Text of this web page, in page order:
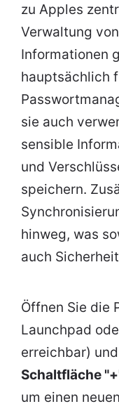
zu Apples
Verwaltung
Informationen
hauptsächlich
sie auch
sensible
und
speichern.
hinweg, was
auch
Öffnen Sie die
Launchpad
erreichbar) und
Schaltfläche
um einen